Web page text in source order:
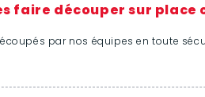
faire découper sur place
par nos équipes en toute